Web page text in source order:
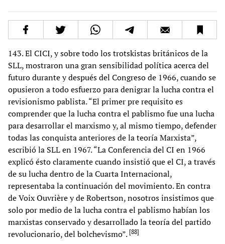
143. El CICI, y sobre todo los trotskistas británicos de la
SLL, mostraron una gran sensibilidad política acerca del
futuro durante y después del Congreso de 1966, cuando se
opusieron a todo esfuerzo para denigrar la lucha contra el
revisionismo pablista. “El primer pre requisito es
comprender que la lucha contra el pablismo fue una lucha
para desarrollar el marxismo y, al mismo tiempo, defender
todas las conquista anteriores de la teoría Marxista”,
escribió la SLL en 1967. “La Conferencia del CI en 1966
explicó ésto claramente cuando insistió que el CI, a través
de su lucha dentro de la Cuarta Internacional,
representaba la continuación del movimiento. En contra
de Voix Ouvrière y de Robertson, nosotros insistimos que
solo por medio de la lucha contra el pablismo habían los
marxistas conservado y desarrollado la teoría del partido
revolucionario, del bolchevismo”. [88]